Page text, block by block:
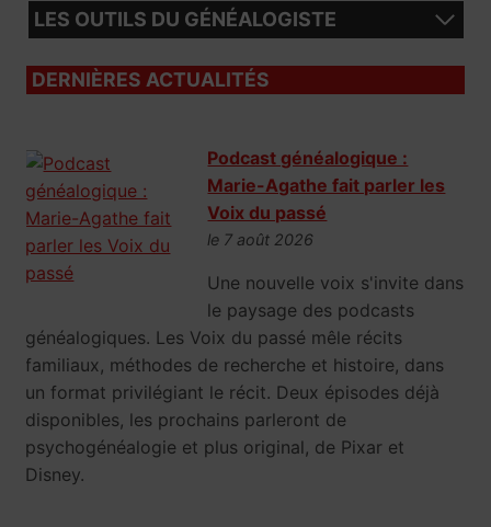
LES OUTILS DU GÉNÉALOGISTE
DERNIÈRES ACTUALITÉS
Podcast généalogique :
Marie-Agathe fait parler les
Voix du passé
le 7 août 2026
Une nouvelle voix s'invite dans
le paysage des podcasts
généalogiques. Les Voix du passé mêle récits
familiaux, méthodes de recherche et histoire, dans
un format privilégiant le récit. Deux épisodes déjà
disponibles, les prochains parleront de
psychogénéalogie et plus original, de Pixar et
Disney.